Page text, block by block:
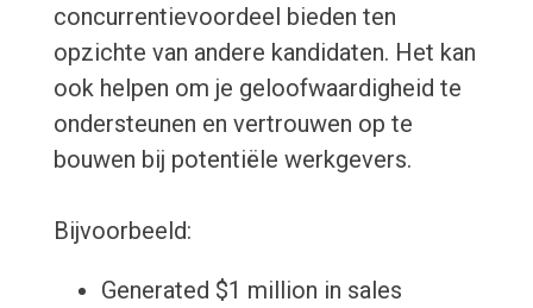
concurrentievoordeel bieden ten
opzichte van andere kandidaten. Het kan
ook helpen om je geloofwaardigheid te
ondersteunen en vertrouwen op te
bouwen bij potentiële werkgevers.
Bijvoorbeeld:
Generated $1 million in sales